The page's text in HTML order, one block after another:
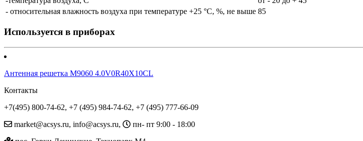
- относительная влажность воздуха при температуре +25 °С, %, не выше 85
Используется в приборах
Антенная решетка M9060 4.0V0R40Х10CL
Контакты
+7(495) 800-74-62, +7 (495) 984-74-62, +7 (495) 777-66-09
market@acsys.ru, info@acsys.ru,
пн- пт 9:00 - 18:00